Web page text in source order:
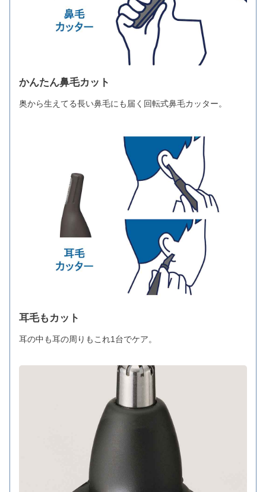
かんたん鼻毛カット
奥から生えてる長い鼻毛にも届く回転式鼻毛カッター。
耳毛もカット
耳の中も耳の周りもこれ1台でケア。